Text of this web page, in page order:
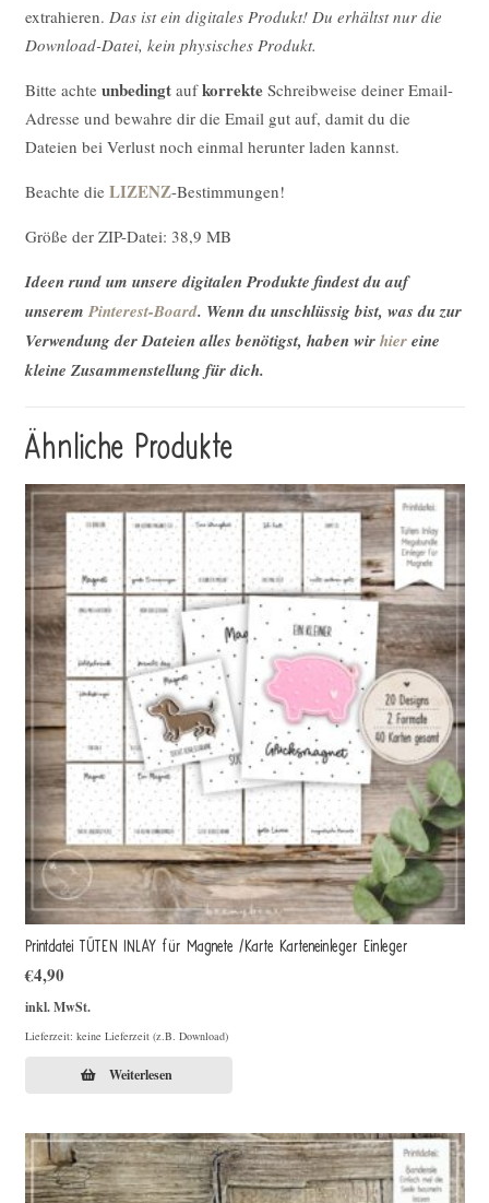
extrahieren. Das ist ein digitales Produkt! Du erhältst nur die
Download-Datei, kein physisches Produkt.
Bitte achte unbedingtaufkorrekteSchreibweise deiner Email-
Adresse und bewahre dir die Email gut auf, damit du die
Dateien bei Verlust noch einmal herunter laden kannst.
Beachte die LIZENZ-Bestimmungen!
Größe der ZIP-Datei: 38,9 MB
Ideen rund um unsere digitalen Produkte findest du auf
unserem Pinterest-Board. Wenn du unschlüssig bist, was du zur
Verwendung der Dateien alles benötigst, haben wirhiereine
kleine Zusammenstellung für dich.
Ähnliche Produkte
Printdatei TÜTEN INLAY für Magnete /Karte Karteneinleger Einleger
€4,90
inkl. MwSt.
Lieferzeit: keine Lieferzeit (z.B. Download)
Weiterlesen